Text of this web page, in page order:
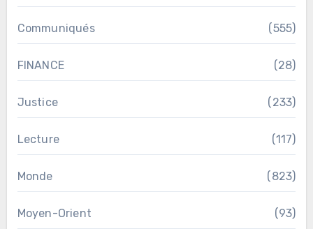
Communiqués (555)
FINANCE (28)
Justice (233)
Lecture (117)
Monde (823)
Moyen-Orient (93)